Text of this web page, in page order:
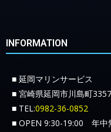
INFORMATION
■ 延岡マリンサービス
■ 宮崎県延岡市川島町
■ TEL:0982-36-0852
■ OPEN 9:30-19:00 年中